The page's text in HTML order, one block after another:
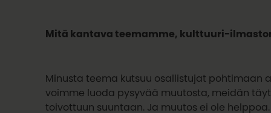
Mitä kantava teemamme, kulttuuri-
Minusta teema kutsuu osallistujat pohtimaan
voimme luoda pysyvää muutosta, meidän
toivottuun suuntaan. Ja muutos ei ole